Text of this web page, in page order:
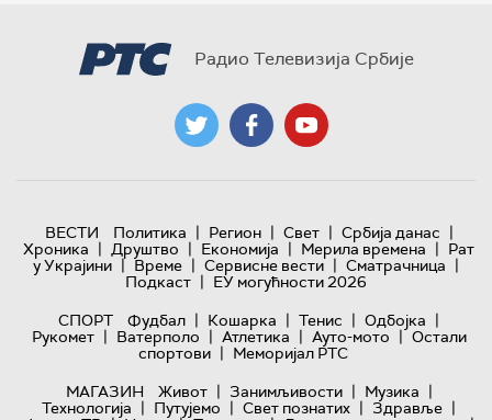
Радио Телевизија Србије
ВЕСТИ Политика | Регион | Свет | Србија данас |
Хроника | Друштво | Економија | Мерила времена | Рат
у Украјини | Време | Сервисне вести | Сматрачница |
Подкаст | ЕУ могућности 2026
СПОРТ
Фудбал | Кошарка | Тенис | Одбојка |
Рукомет | Ватерполо | Атлетика | Ауто-мото | Остали
спортови | Меморијал РТС
МАГАЗИН
Живот | Занимљивости | Музика |
Технологијa | Путујемо | Свет познатих | Здравље |